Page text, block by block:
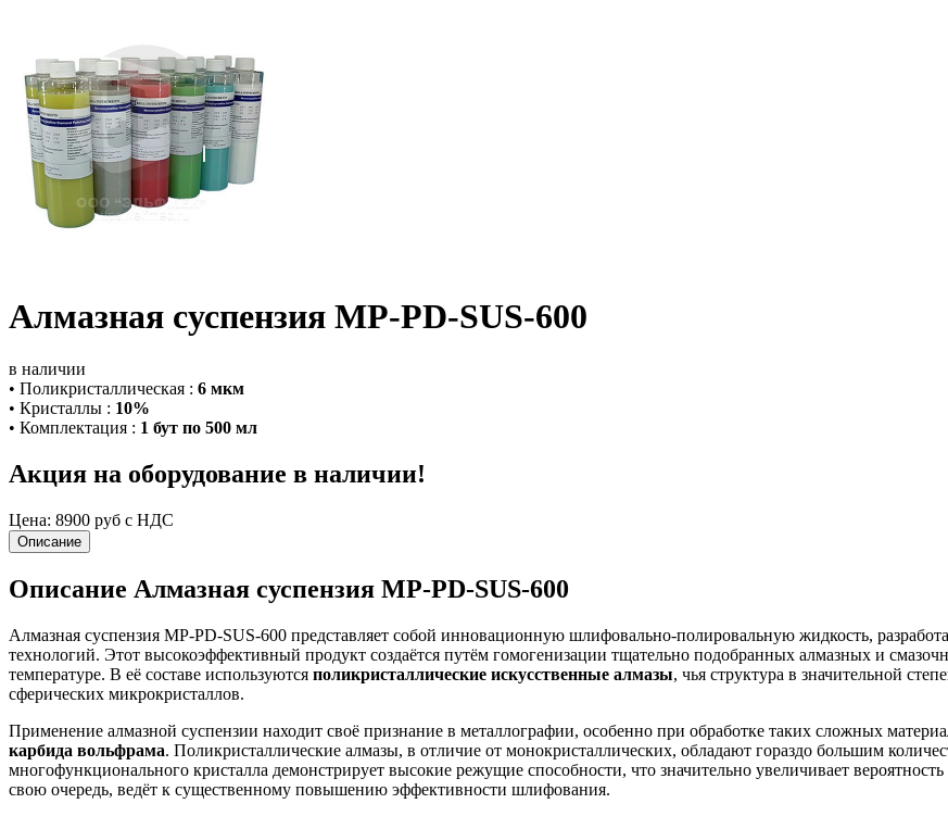
Алмазная суспензия MP-PD-SUS-600
в наличии
• Поликристаллическая : 6 мкм
• Кристаллы : 10%
• Комплектация : 1 бут по 500 мл
Акция на оборудование в наличии!
Цена: 8900 руб с НДС
Описание
Описание Алмазная суспензия MP-PD-SUS-600
Алмазная суспензия MP-PD-SUS-600 представляет собой инновационную шлифовально-полировальную жидкость,
технологий. Этот высокоэффективный продукт создаётся путём гомогенизации тщательно подобранных алмазных и
температуре. В её составе используются поликристаллические искусственные алмазы, чья структура в значительной
сферических микрокристаллов.
Применение алмазной суспензии находит своё признание в металлографии, особенно при обработке таких сложных
карбида вольфрама. Поликристаллические алмазы, в отличие от монокристаллических, обладают гораздо большим
многофункционального кристалла демонстрирует высокие режущие способности, что значительно увеличивает
свою очередь, ведёт к существенному повышению эффективности шлифования.